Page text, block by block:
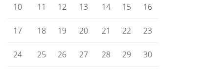
10 11 12 13 14 15 16
17 18 19 20 21 22 23
24 25 26 27 28 29 30